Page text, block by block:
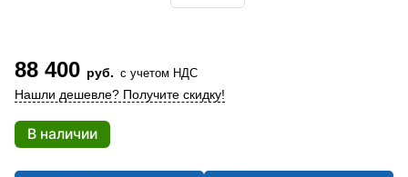
88 400 руб. с учетом НДС
Нашли дешевле? Получите скидку!
В наличии